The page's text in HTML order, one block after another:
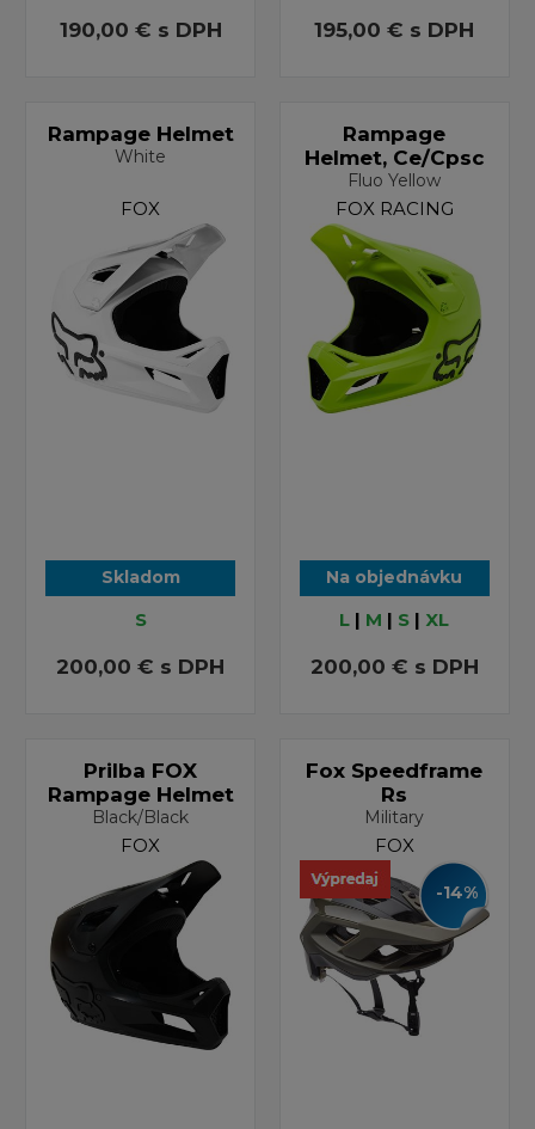
190,00 € s DPH 195,00 € s DPH
Rampage Helmet
White
FOX
Skladom
S
200,00 € s DPH
Rampage
Helmet, Ce/Cpsc
Fluo Yellow
FOX RACING
Na objednávku
L | M | S | XL
200,00 € s DPH
Prilba FOX
Rampage Helmet
Black/Black
FOX
Fox Speedframe
Rs
Military
FOX
-14%